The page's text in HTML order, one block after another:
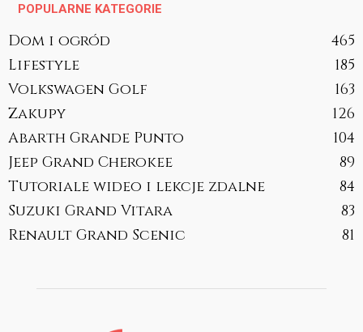
POPULARNE KATEGORIE
Dom i ogród
465
Lifestyle
185
Volkswagen Golf
163
Zakupy
126
Abarth Grande Punto
104
Jeep Grand Cherokee
89
Tutoriale wideo i lekcje zdalne
84
Suzuki Grand Vitara
83
Renault Grand Scenic
81